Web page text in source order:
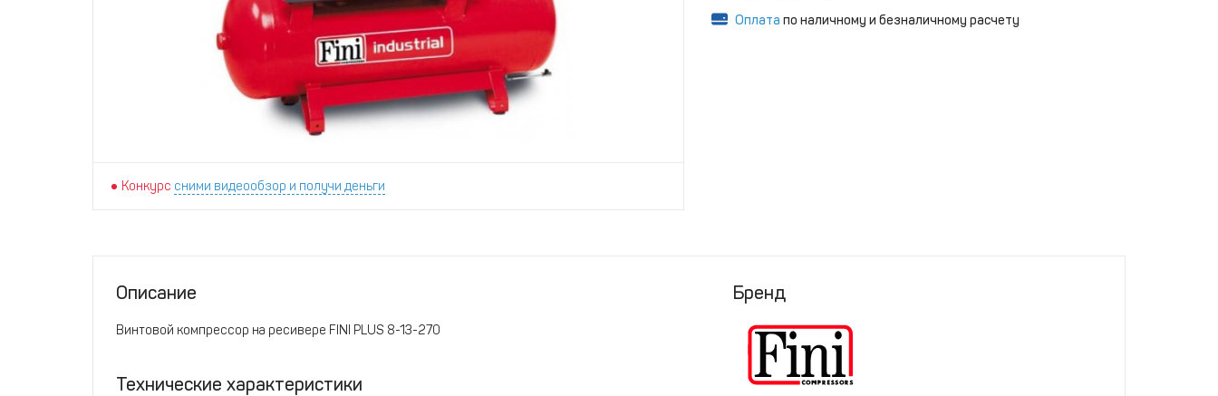
Конкурс сними видеообзор и получи деньги
Оплата по наличному и безналичному расчету
Описание
Винтовой компрессор на ресивере FINI PLUS 8-13-270
Технические характеристики
Бренд